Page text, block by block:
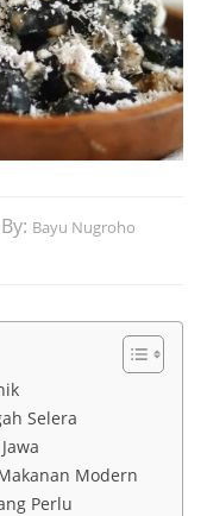
Bayu Nugroho
Selera
Modern
Perlu